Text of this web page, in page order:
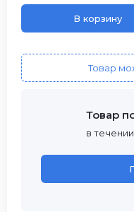
В корзину
Товар
Товар
в